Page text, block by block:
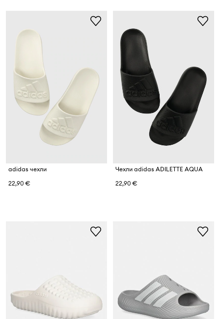
adidas чехли
22,90 €
Чехли adidas ADILETTE AQUA
22,90 €